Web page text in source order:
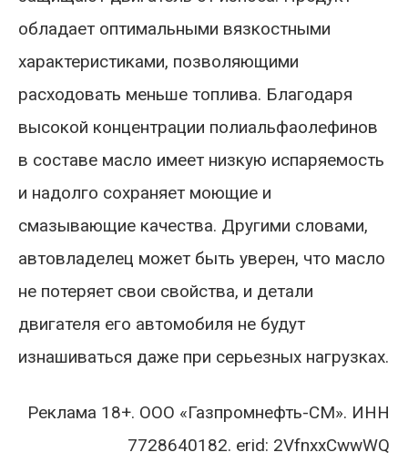
обладает оптимальными вязкостными
характеристиками, позволяющими
расходовать меньше топлива. Благодаря
высокой концентрации полиальфаолефинов
в составе масло имеет низкую испаряемость
и надолго сохраняет моющие и
смазывающие качества. Другими словами,
автовладелец может быть уверен, что масло
не потеряет свои свойства, и детали
двигателя его автомобиля не будут
изнашиваться даже при серьезных нагрузках.
Реклама 18+. ООО «Газпромнефть-СМ». ИНН
7728640182. erid: 2VfnxxCwwWQ